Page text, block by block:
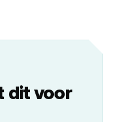
dit voor